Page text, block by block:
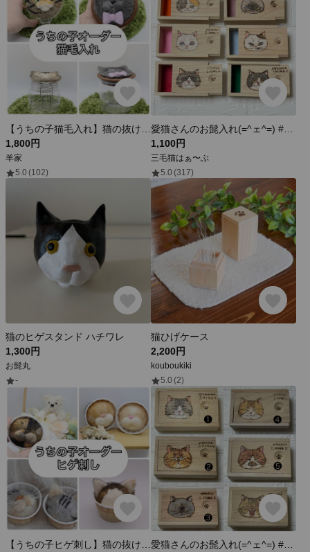
1,800円
羊家
5.0 (102)
1,100円
三毛猫はぁ〜ぶ
5.0 (317)
猫のヒゲスタンド ハチワレ
1,300円
お髭丸
-
猫ひげケース
2,200円
kouboukiki
5.0 (2)